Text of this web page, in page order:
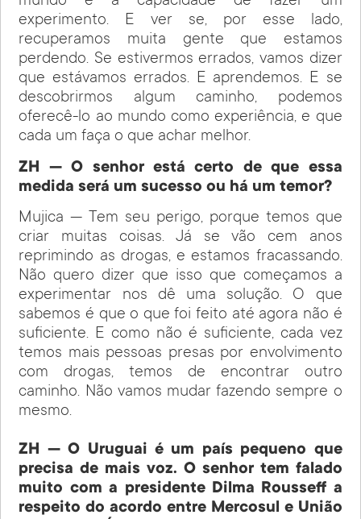
experimento. E ver se, por esse lado,
recuperamos muita gente que estamos
perdendo. Se estivermos errados, vamos dizer
que estávamos errados. E aprendemos. E se
descobrirmos algum caminho, podemos
oferecê-lo ao mundo como experiência, e que
cada um faça o que achar melhor.
ZH — O senhor está certo de que essa
medida será um sucesso ou há um temor?
Mujica — Tem seu perigo, porque temos que
criar muitas coisas. Já se vão cem anos
reprimindo as drogas, e estamos fracassando.
Não quero dizer que isso que começamos a
experimentar nos dê uma solução. O que
sabemos é que o que foi feito até agora não é
suficiente. E como não é suficiente, cada vez
temos mais pessoas presas por envolvimento
com drogas, temos de encontrar outro
caminho. Não vamos mudar fazendo sempre o
mesmo.
ZH — O Uruguai é um país pequeno que
precisa de mais voz. O senhor tem falado
muito com a presidente Dilma Rousseff a
respeito do acordo entre Mercosul e União